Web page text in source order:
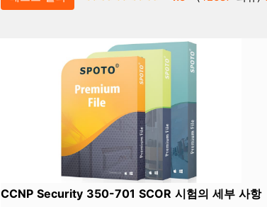
CCNP Security 350-701 SCOR 시험의 세부 사항